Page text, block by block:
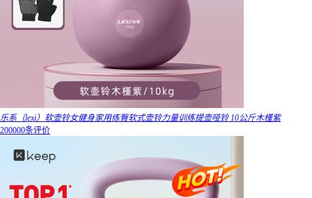
乐系（lexi）软壶铃女健身家用练臀软式壶铃力量训练提壶哑铃 10公斤木槿紫
200000条评价